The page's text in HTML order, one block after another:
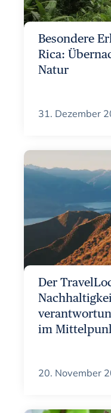
Besondere
Rica:
Natur
31. Dezember
Der
im
20. November